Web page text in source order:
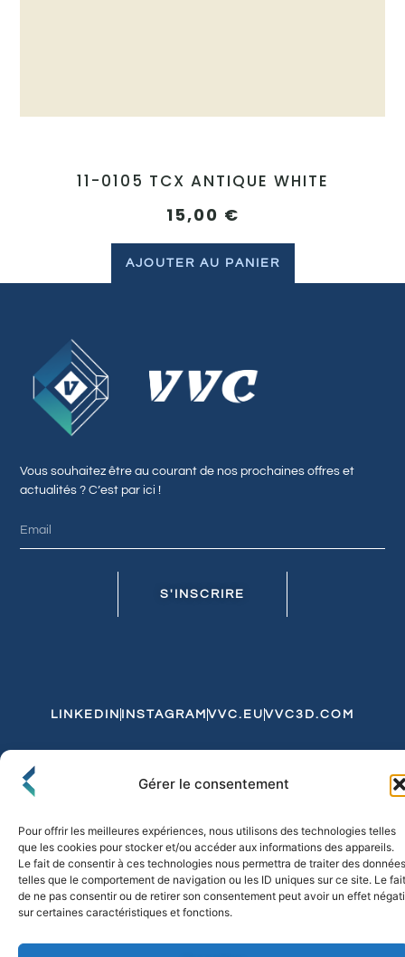
Gérer le consentement
Pour offrir les meilleures expériences, nous utilisons des technologies telles
que les cookies pour stocker et/ou accéder aux informations des appareils.
Le fait de consentir à ces technologies nous permettra de traiter des données
telles que le comportement de navigation ou les ID uniques sur ce site. Le fait
de ne pas consentir ou de retirer son consentement peut avoir un effet
sur certaines caractéristiques et fonctions.
11-0105 TCX ANTIQUE WHITE
15,00 €
AJOUTER AU PANIER
Vous souhaitez être au courant de nos prochaines offres et
actualités ? C’est par ici !
S'INSCRIRE
LINKEDIN INSTAGRAM VVC.EU VVC3D.COM
Politique de Confidentialité et de CookiesExpédition et Livraison
© 2026 FLO & CO. All Rights Reserved